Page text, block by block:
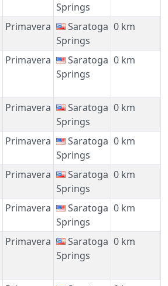
Springs
Primavera
Saratoga
Springs
0 km
Primavera
Saratoga
Springs
0 km
Primavera
Saratoga
Springs
0 km
Primavera
Saratoga
Springs
0 km
Primavera
Saratoga
Springs
0 km
Primavera
Saratoga
Springs
0 km
Primavera
Saratoga
Springs
0 km